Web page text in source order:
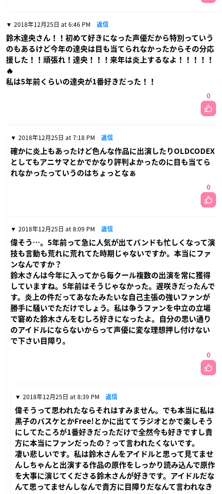
2018年12月25日 at 6:46 PM 返信
鈴木達央さん！！初めて好きになった声優だから特別っていう
のもあるけど今年の達央は目も当てられなかったからその分応
援した！！頑張れ！達央！！！来年は炎上するなよ！！！！！
🔥
私は5年前くらいの達央が1番好きだった！！
0
2018年12月25日 at 7:18 PM 返信
確かに炎上もあったけど色んな作品に出演したりOLDCODEX
としてもアニサマとかでかなり評判よかったのに目も当てら
れなかったっていうのはちょっとなぁ
0
2018年12月25日 at 8:09 PM 返信
偉そう…。5年前って急に人気が出てバンドも忙しくなって演
技も言動も荒れに荒れてた時期じゃないですか。本当にファ
ンなんですか？
鈴木さんは今年に入ってから毎クール複数の出演を常に獲得
していますね。5年前はそうじゃなかった。遅咲きだったんで
す。炎上の件だってあなたみたいな自己主張の強いファンが
勝手に騒いでただけでしょう。私は争うファンを中立の立場
で窘めた鈴木さんをむしろ好きになったよ。自分の思い通り
のアイドルにならないからって声優に変な理想押し付けない
で下さい目障り。
0
2018年12月25日 at 8:39 PM 返信
偉そうって思われたならそれはすみません。でも本当に私は
黒子のバスケとかFree!とかに出ててラジオとかで楽しそう
にしてたころが1番好きだっただけで全然今も好きですし貴
方に本当にファンだったの？って言われたくないです。
凄い悲しいです。私は鈴木さんをアイドルと思って見てませ
んしちゃんと出演する作品の原作をしっかり読み込んで原作
を大事に演じてくださる鈴木さんが好きです。アイドルだな
んて思ってませんしなんで貴方に目障りだなんて言われなき